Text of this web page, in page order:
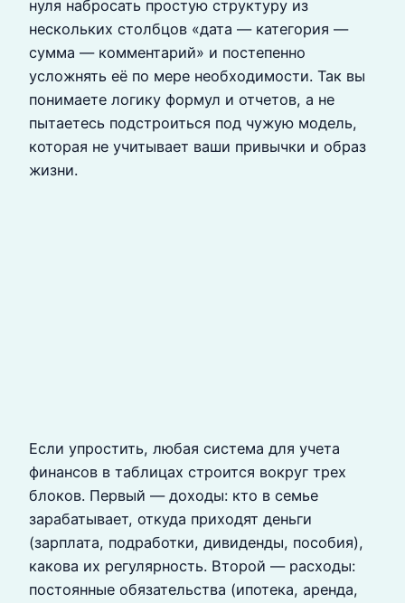
нуля набросать простую структуру из
нескольких столбцов «дата — категория —
сумма — комментарий» и постепенно
усложнять её по мере необходимости. Так вы
понимаете логику формул и отчетов, а не
пытаетесь подстроиться под чужую модель,
которая не учитывает ваши привычки и образ
жизни.
Если упростить, любая система для учета
финансов в таблицах строится вокруг трех
блоков. Первый — доходы: кто в семье
зарабатывает, откуда приходят деньги
(зарплата, подработки, дивиденды, пособия),
какова их регулярность. Второй — расходы:
постоянные обязательства (ипотека, аренда,